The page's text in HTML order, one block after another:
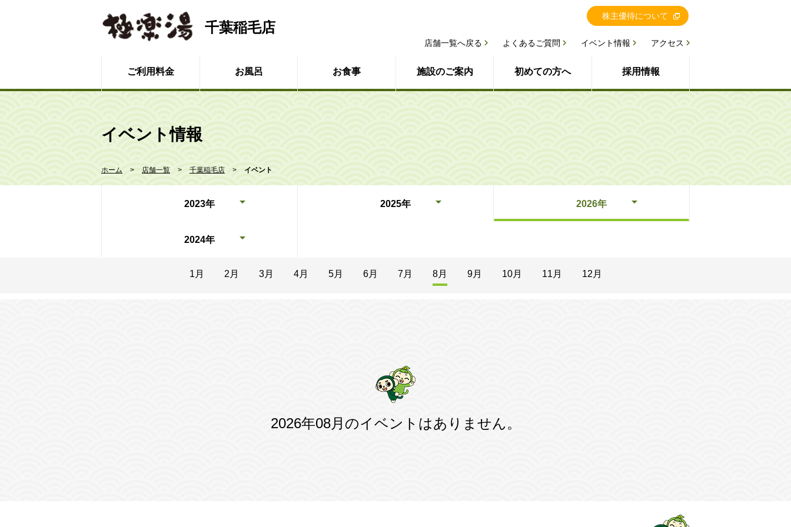
千葉稲毛店
ご利用料金 お風呂 お食事 施設のご案内 初めての方へ 採用情報
店舗一覧へ戻る よくあるご質問 イベント情報 アクセス
株主優待について
イベント情報
ホーム 店舗一覧 千葉稲毛店 イベント
2023年 2025年 2026年
2024年
1月 2月 3月 4月 5月 6月 7月 8月 9月 10月 11月 12月
2026年08月のイベントはありません。